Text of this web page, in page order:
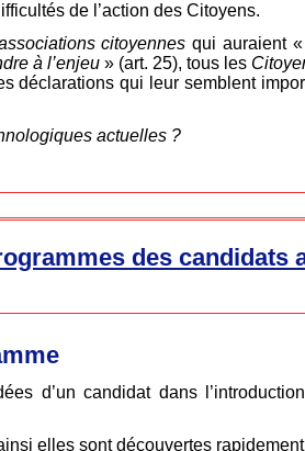
de l’action des Citoyens.
citoyennes qui auraient
à l’enjeu » (art. 25), tous les
déclarations qui leur semblent
actuelles ?
des candidats
d’un candidat dans
elles sont découvertes